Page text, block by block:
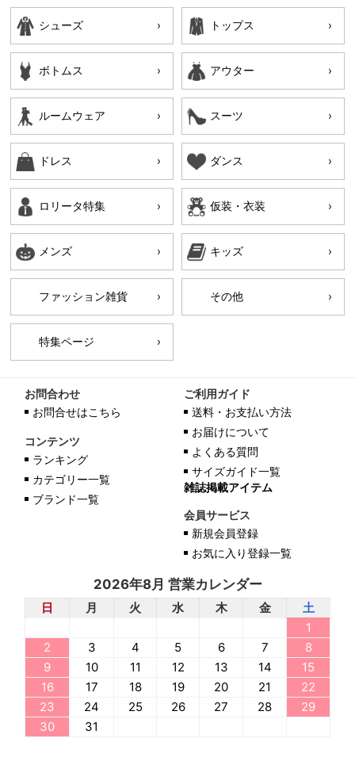
シューズ トップス
ボトムス アウター
ルームウェア スーツ
ドレス ダンス
ロリータ特集 仮装・衣装
メンズ キッズ
ファッション雑貨 その他
特集ページ
お問合わせ
お問合せはこちら
コンテンツ
ランキング
カテゴリー一覧
ブランド一覧
ご利用ガイド
送料・お支払い方法
お届けについて
よくある質問
サイズガイド一覧
雑誌掲載アイテム
会員サービス
新規会員登録
お気に入り登録一覧
2026年8月 営業カレンダー
日 月 火 水 木 金
土
1
2
3 4 5 6 7
8
9
10 11 12 13 14
15
16
17 18 19 20 21
22
23
24 25 26 27 28
29
30
31